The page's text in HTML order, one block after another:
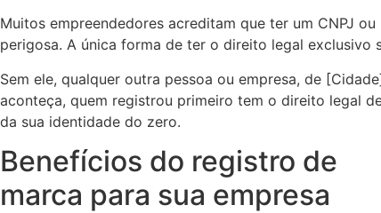
Muitos empreendedores acreditam que ter um CNPJ
perigosa. A única forma de ter o direito legal
Sem ele, qualquer outra pessoa ou empresa, de
aconteça, quem registrou primeiro tem o direito legal
da sua identidade do zero.
Benefícios do registro de
marca para sua empresa